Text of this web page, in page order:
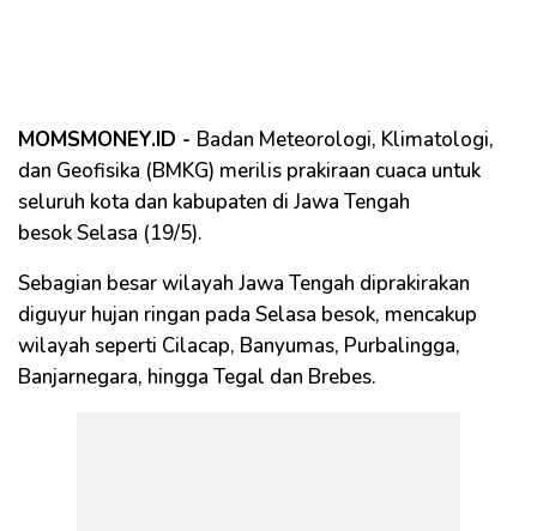
MOMSMONEY.ID - Badan Meteorologi, Klimatologi,
dan Geofisika (BMKG) merilis prakiraan cuaca untuk
seluruh kota dan kabupaten di Jawa Tengah
besok Selasa (19/5).
Sebagian besar wilayah Jawa Tengah diprakirakan
diguyur hujan ringan pada Selasa besok, mencakup
wilayah seperti Cilacap, Banyumas, Purbalingga,
Banjarnegara, hingga Tegal dan Brebes.